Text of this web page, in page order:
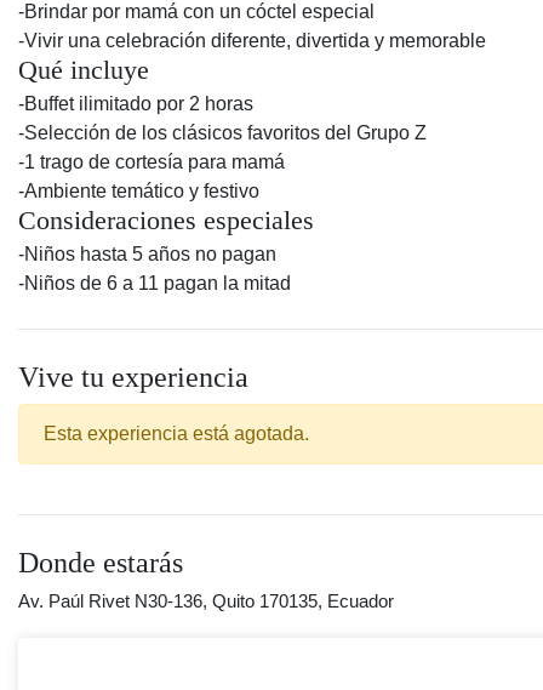
-Brindar por mamá con un cóctel especial
-Vivir una celebración diferente, divertida y memorable
Qué incluye
-Buffet ilimitado por 2 horas
-Selección de los clásicos favoritos del Grupo Z
-1 trago de cortesía para mamá
-Ambiente temático y festivo
Consideraciones especiales
-Niños hasta 5 años no pagan
-Niños de 6 a 11 pagan la mitad
Vive tu experiencia
Esta experiencia está agotada.
Donde estarás
Av. Paúl Rivet N30-136, Quito 170135, Ecuador